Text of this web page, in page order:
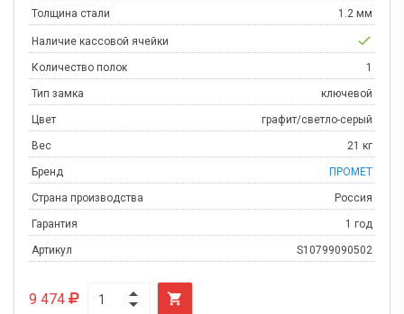
Толщина стали 1.2 мм
Наличие кассовой ячейки check
Количество полок 1
Тип замка ключевой
Цвет графит/светло-серый
Вес 21 кг
Бренд ПРОМЕТ
Страна производства Россия
Гарантия 1 год
Артикул S10799090502
9 474 